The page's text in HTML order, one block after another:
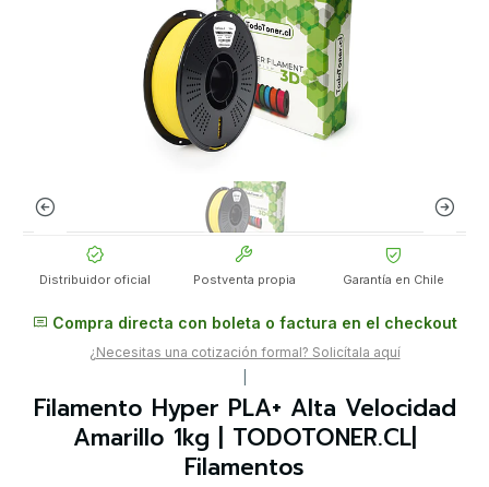
Distribuidor oficial Postventa propia Garantía en Chile
Compra directa con boleta o factura en el checkout
¿Necesitas una cotización formal? Solicítala aquí
Filamento Hyper PLA+ Alta Velocidad
Amarillo 1kg | TODOTONER.CL|
Filamentos